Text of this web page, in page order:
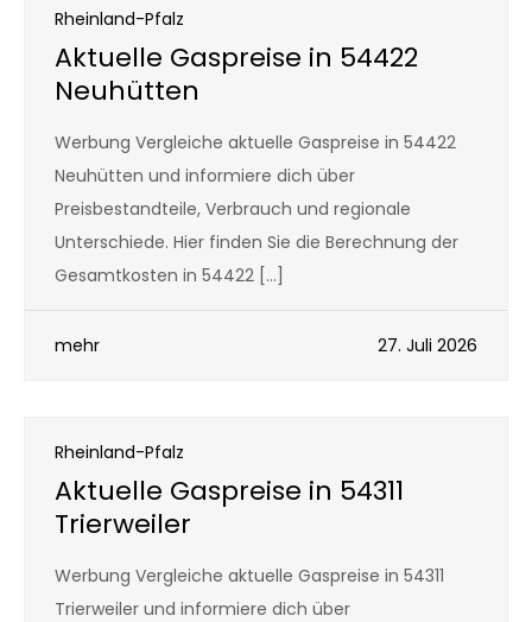
Rheinland-Pfalz
Aktuelle Gaspreise in 54422
Neuhütten
Werbung Vergleiche aktuelle Gaspreise in 54422
Neuhütten und informiere dich über
Preisbestandteile, Verbrauch und regionale
Unterschiede. Hier finden Sie die Berechnung der
Gesamtkosten in 54422 […]
mehr 27. Juli 2026
Rheinland-Pfalz
Aktuelle Gaspreise in 54311
Trierweiler
Werbung Vergleiche aktuelle Gaspreise in 54311
Trierweiler und informiere dich über